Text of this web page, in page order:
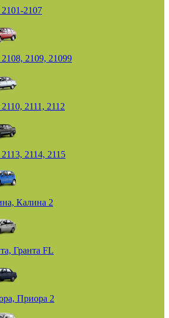
2107
2109, 21099
2111, 2112
2114, 2115
Калина 2
Гранта FL
Приора 2